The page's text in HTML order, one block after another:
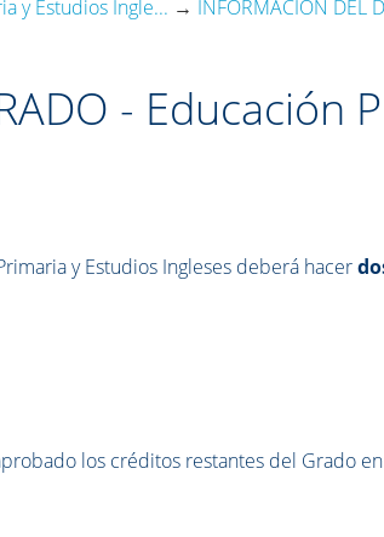
y Estudios Ingle... → INFORMACIÓN DEL
- Educación
y Estudios Ingleses deberá hacer
los créditos restantes del Grado